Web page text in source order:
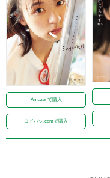
Amazonで購入
ヨドバシ.comで購入